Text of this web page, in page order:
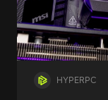
HYPERPC